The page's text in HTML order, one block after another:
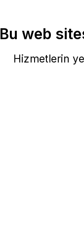
Bu web
Hizmetlerin